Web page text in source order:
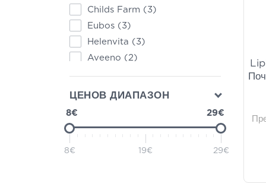
Childs Farm (3)
Eubos (3)
Helenvita (3)
Aveeno (2)
One Hug(2)
Bepanthol (1)
Hydrovit
(1)
ЦЕНОВ ДИАПАЗОН
8€ 29€
8€ 19€ 29€